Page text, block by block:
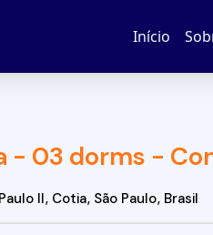
Início
- 03 dorms -
II, Cotia, São Paulo, Brasil